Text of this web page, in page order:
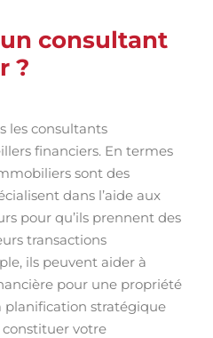
consultant
?
les consultants
financiers. En termes
sont des
dans l’aide aux
pour qu’ils prennent des
transactions
ils peuvent aider à
pour une propriété
planification stratégique
constituer votre